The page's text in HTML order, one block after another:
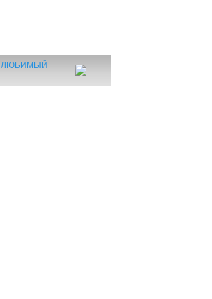
ЛЮБИМЫЙ